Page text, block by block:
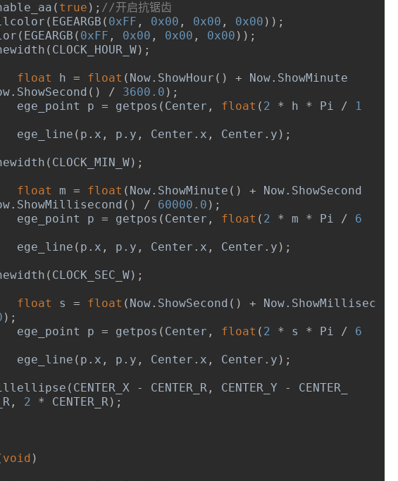
( true ); //开启抗锯齿
( EGEARGB ( 0xFF , 0x00 , 0x00 , 0x00 ));
( EGEARGB ( 0xFF , 0x00 , 0x00 , 0x00 ));
( CLOCK_HOUR_W);
float
h = float ( Now. ShowHour () + Now. ShowMinute
. ShowSecond () / 3600.0 );
		ege_point p
= getpos ( Center , float ( 2 * h * Pi /
1
		ege_line
( p . x , p . y , Center . x , Center . y );
( CLOCK_MIN_W);
float
m = float ( Now. ShowMinute () + Now. ShowSecond
. ShowMillisecond () / 60000.0 );
		ege_point p
= getpos ( Center , float ( 2 * m * Pi /
6
		ege_line
( p . x , p . y , Center . x , Center . y );
( CLOCK_SEC_W);
float
s = float ( Now. ShowSecond () + Now. ShowMillisec
);
		ege_point p
= getpos ( Center , float ( 2 * s * Pi /
6
		ege_line
( p . x , p . y , Center . x , Center . y );
( CENTER_X - CENTER_R , CENTER_Y -
CENTER_
, 2 * CENTER_R);
void )